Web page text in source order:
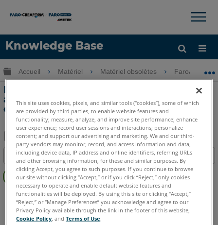
Knowledge Base
LANGUE
Obtenir de l'aide CONNEXION
×
Développer/réduire la hiérarchie globale
Accueil Matériel Matériel obsolètes FaroArm
Étalonnage des résultats du FaroArm
avec port série pour les valeurs proches
ou supérieures à la précision sigma 2
Enregistrer
en
tant
que
PDF
Table des matières
Pas
d'entêtes
FaroArm avec Port Série Bronze Gold Silver
This site uses cookies, pixels, and similar tools (“cookies”), some of which
are provided by third parties, to enable website features and
functionality; measure, analyze, and improve site performance; enhance
user experience; record user sessions and interactions; personalize
content; and support our advertising and marketing. We and our third-
party vendors may monitor, record, and access information and data,
including device data, IP address and online identifiers, referring URLs
and other browsing information, for these and similar purposes. By
clicking Accept, you agree to such purposes. If you continue to browse
our site without clicking “Accept,” or if you click “Reject,” only cookies
necessary to operate and enable default website features and
functionalities will be deployed. By using this site or clicking “Accept,”
“Reject,” or “Manage Preferences” you acknowledge and agree to our
Privacy Policy available through the link in the footer of this website,
Cookie Policy , andTerms of Use.